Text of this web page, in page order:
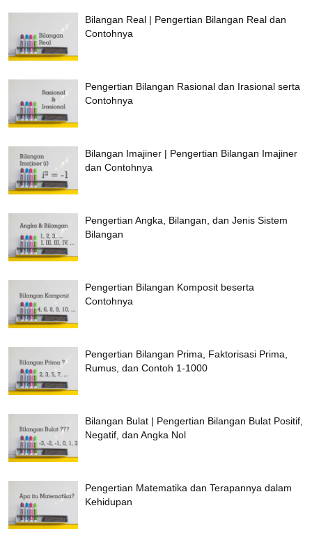
Bilangan Real | Pengertian Bilangan Real dan
Contohnya
Pengertian Bilangan Rasional dan Irasional serta
Contohnya
Bilangan Imajiner | Pengertian Bilangan Imajiner
dan Contohnya
Pengertian Angka, Bilangan, dan Jenis Sistem
Bilangan
Pengertian Bilangan Komposit beserta
Contohnya
Pengertian Bilangan Prima, Faktorisasi Prima,
Rumus, dan Contoh 1-1000
Bilangan Bulat | Pengertian Bilangan Bulat Positif,
Negatif, dan Angka Nol
Pengertian Matematika dan Terapannya dalam
Kehidupan